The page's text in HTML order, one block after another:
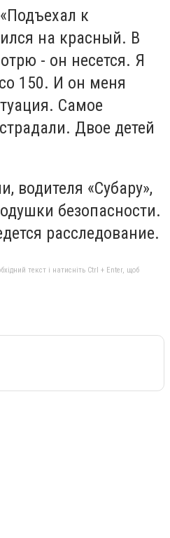
к
на красный. В
- он несется. Я
150. И он меня
Самое
Двое детей
водителя «Субару»,
безопасности.
расследование.
текст і натисніть Ctrl + Enter, щоб